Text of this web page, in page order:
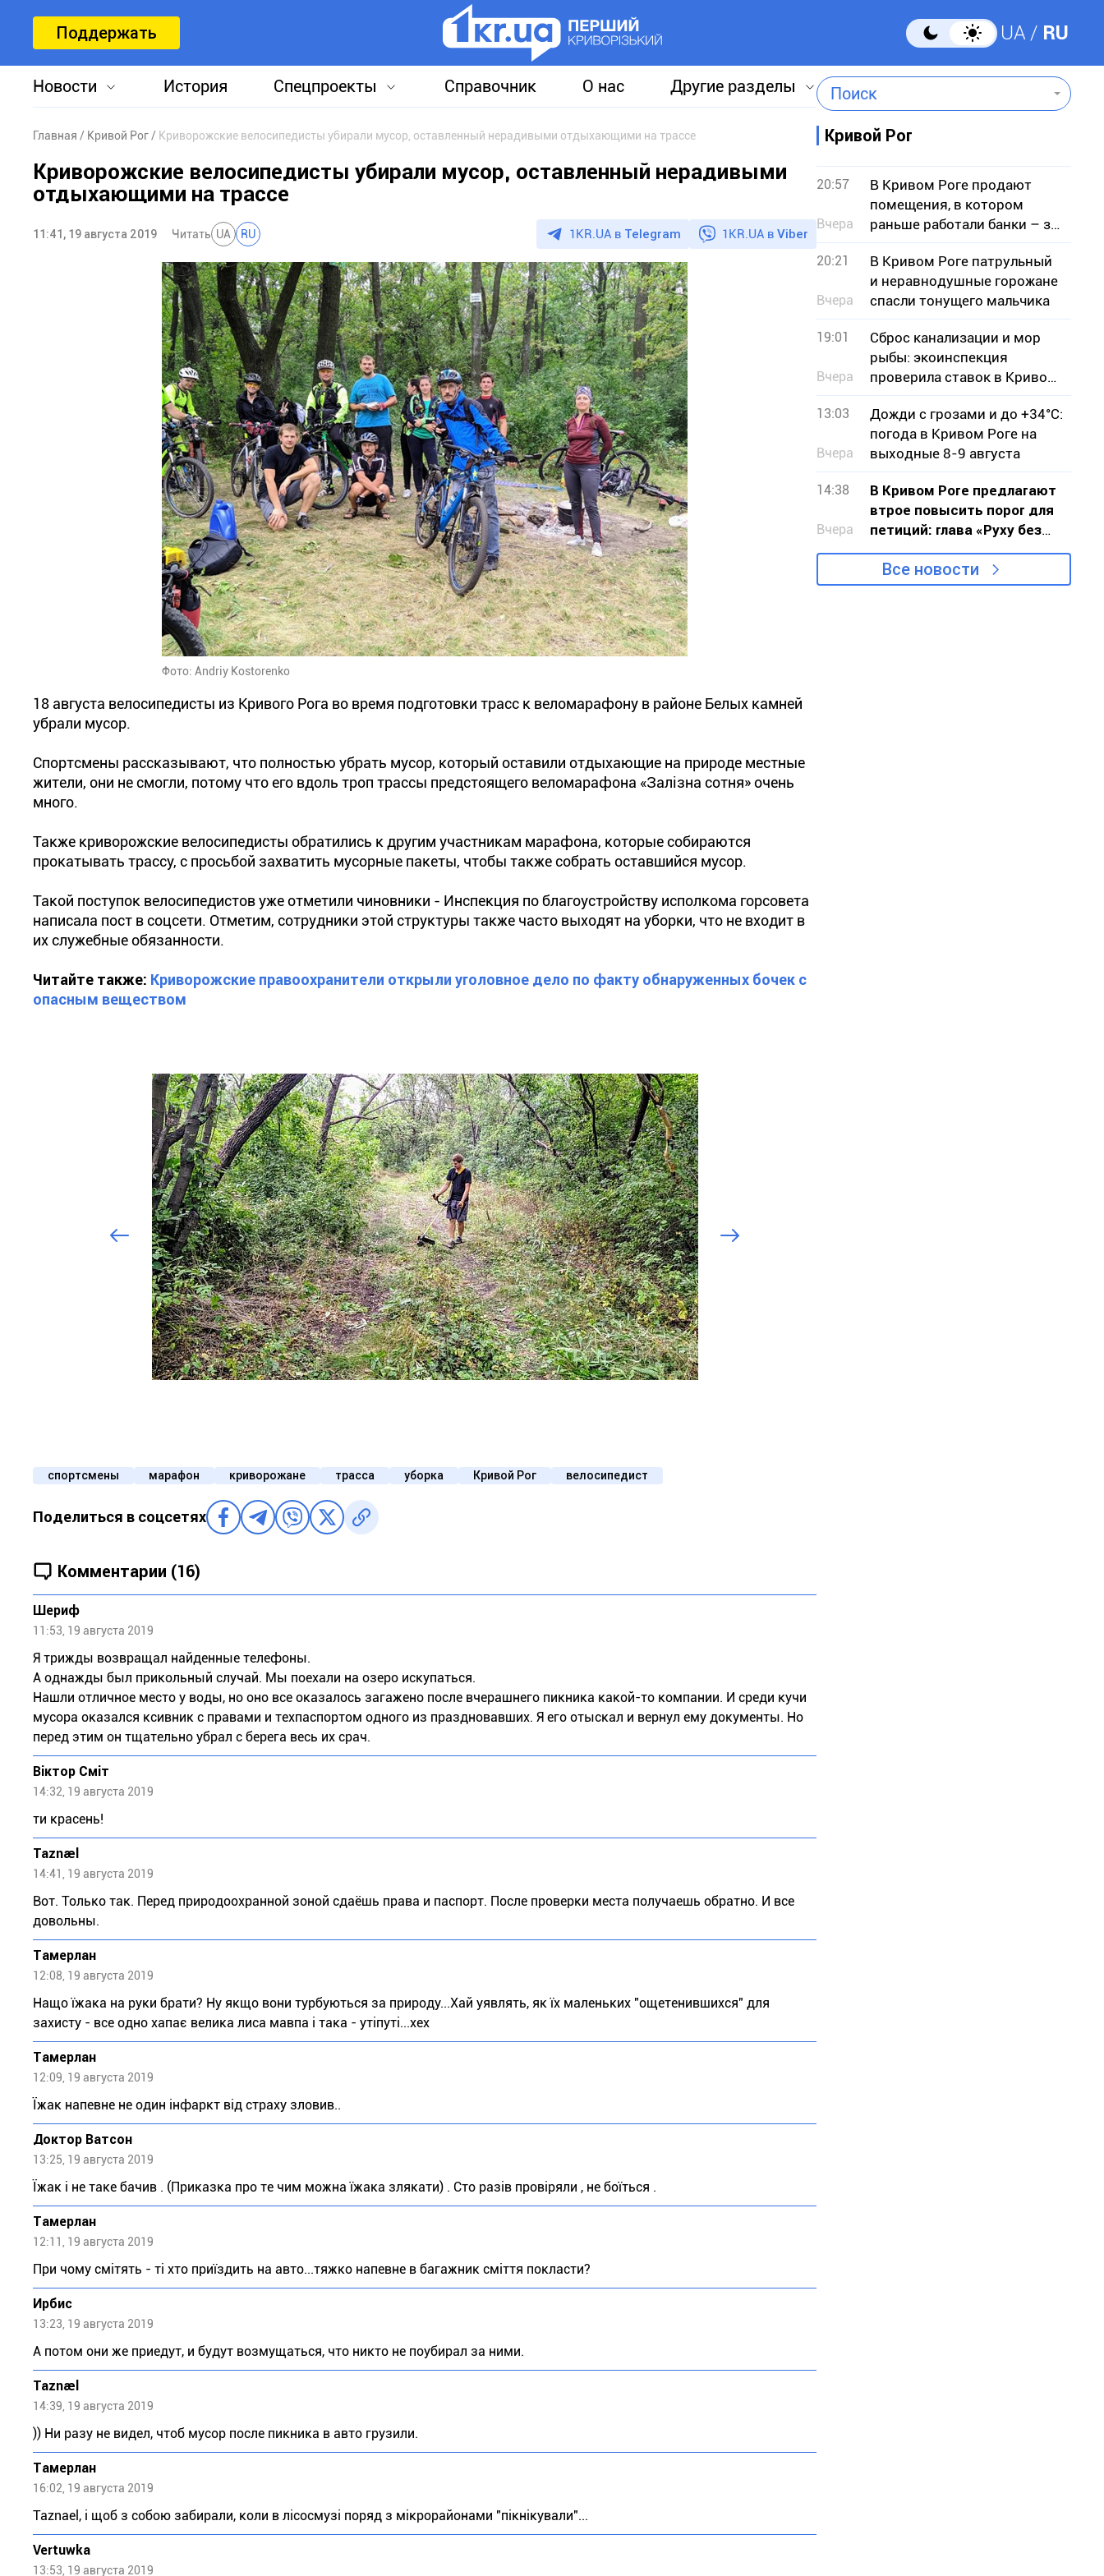
Поддержать UA RU
Новости История Спецпроекты Справочник О нас Другие разделы Поиск
Главная Кривой Рог Криворожские велосипедисты убирали мусор, оставленный нерадивыми отдыхающими на трассе
Криворожские велосипедисты убирали мусор, оставленный нерадивыми
отдыхающими на трассе
11:41, 19 августа 2019 Читать UA RU 1KR.UA в Telegram 1KR.UA в Viber
Фото: Andriy Kostorenko
18 августа велосипедисты из Кривого Рога во время подготовки трасс к веломарафону в районе Белых камней
убрали мусор.
Спортсмены рассказывают, что полностью убрать мусор, который оставили отдыхающие на природе местные
жители, они не смогли, потому что его вдоль троп трассы предстоящего веломарафона «Залізна сотня» очень
много.
Также криворожские велосипедисты обратились к другим участникам марафона, которые собираются
прокатывать трассу, с просьбой захватить мусорные пакеты, чтобы также собрать оставшийся мусор.
Такой поступок велосипедистов уже отметили чиновники - Инспекция по благоустройству исполкома горсовета
написала пост в соцсети. Отметим, сотрудники этой структуры также часто выходят на уборки, что не входит в
их служебные обязанности.
Читайте также: Криворожские правоохранители открыли уголовное дело по факту обнаруженных бочек с
опасным веществом
спортсмены марафон криворожане трасса уборка Кривой Рог велосипедист
Поделиться в соцсетях
Комментарии (16)
Шериф
11:53, 19 августа 2019
Я трижды возвращал найденные телефоны.
А однажды был прикольный случай. Мы поехали на озеро искупаться.
Нашли отличное место у воды, но оно все оказалось загажено после вчерашнего пикника какой-то компании. И среди кучи
мусора оказался ксивник с правами и техпаспортом одного из праздновавших. Я его отыскал и вернул ему документы. Но
перед этим он тщательно убрал с берега весь их срач.
Віктор Сміт
14:32, 19 августа 2019
ти красень!
Taznael
14:41, 19 августа 2019
Вот. Только так. Перед природоохранной зоной сдаёшь права и паспорт. После проверки места получаешь обратно. И все
довольны.
Тaмeрлан
12:08, 19 августа 2019
Нащо їжака на руки брати? Ну якщо вони турбуються за природу...Хай уявлять, як їх маленьких "ощетенившихся" для
захисту - все одно хапає велика лиса мавпа і така - утіпуті...хех
Тaмeрлан
12:09, 19 августа 2019
Їжак напевне не один інфаркт від страху зловив..
Доктор Ватсон
13:25, 19 августа 2019
Їжак і не таке бачив . (Приказка про те чим можна їжака злякати) . Сто разів провіряли , не боїться .
Тaмeрлан
12:11, 19 августа 2019
При чому смітять - ті хто приїздить на авто...тяжко напевне в багажник сміття покласти?
Ирбис
13:23, 19 августа 2019
А потом они же приедут, и будут возмущаться, что никто не поубирал за ними.
Taznael
14:39, 19 августа 2019
)) Ни разу не видел, чтоб мусор после пикника в авто грузили.
Тaмeрлан
16:02, 19 августа 2019
Taznael, і щоб з собою забирали, коли в лісосмузі поряд з мікрорайонами "пікнікували"...
Vertuwka
13:53, 19 августа 2019
Кривой Рог
20:57
Вчера
В Кривом Роге продают
помещения, в котором
раньше работали банки – за
сколько миллионов гривен
20:21
Вчера
В Кривом Роге патрульный
и неравнодушные горожане
спасли тонущего мальчика
19:01
Вчера
Сброс канализации и мор
рыбы: экоинспекция
проверила ставок в Кривом
Роге
13:03
Вчера
Дожди с грозами и до +34°С:
погода в Кривом Роге на
выходные 8-9 августа
14:38
Вчера
В Кривом Роге предлагают
втрое повысить порог для
петиций: глава «Руху без
меж» обратился к власти с
критикой проекта
Все новости